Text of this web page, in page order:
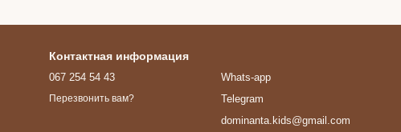
Контактная информация
067 254 54 43
Перезвонить вам?
Whats-app
Telegram
dominanta.kids@gmail.com